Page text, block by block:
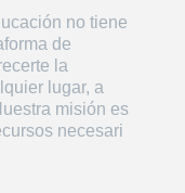
no tiene
de
la
lugar, a
misión es
necesari